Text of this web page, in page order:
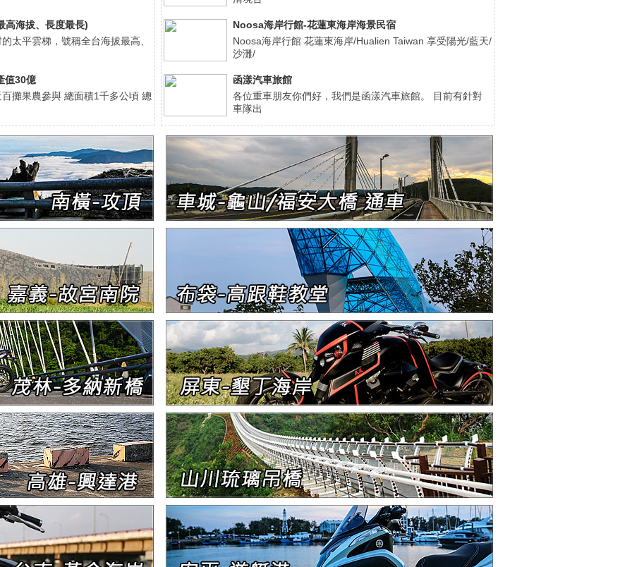
高海拔、長度最長)
太平雲梯，號稱全台海拔最高、
值30億
攤果農參與 總面積1千多公頃 總
Noosa海岸行館-花蓮東海岸海景民宿
Noosa海岸行館 花蓮東海岸/Hualien Taiwan 享受陽光/藍天/
沙灘/
函漾汽車旅館
各位重車朋友你們好，我們是函漾汽車旅館。 目前有針對
車隊出